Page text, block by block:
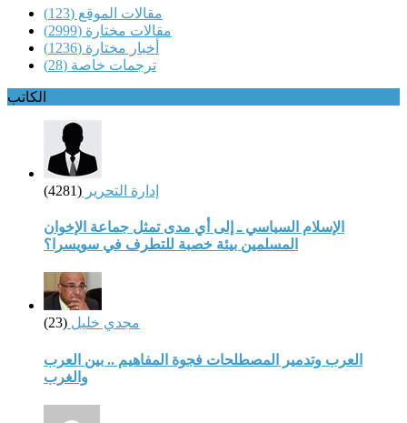
مقالات الموقع (123)
مقالات مختارة (2999)
أخبار مختارة (1236)
ترجمات خاصة (28)
الكاتب
إدارة التحرير (4281)
الإسلام السياسي ـ إلى أي مدى تمثل جماعة الإخوان
المسلمين بيئة خصبة للتطرف في سويسرا؟
مجدي خليل (23)
العرب وتدمير المصطلحات فجوة المفاهيم .. بين العرب
والغرب